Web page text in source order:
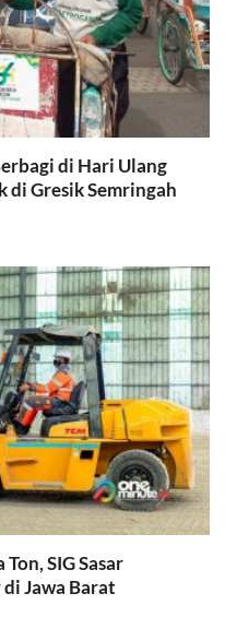
di Hari Ulang
di Gresik Semringah
SIG Sasar
Jawa Barat